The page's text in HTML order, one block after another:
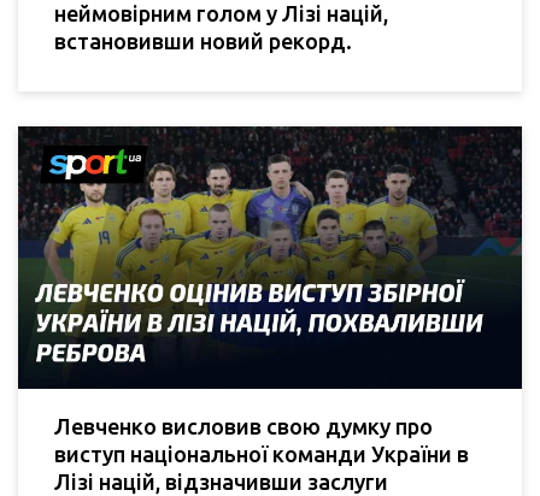
неймовірним голом у Лізі націй,
встановивши новий рекорд.
Левченко висловив свою думку про
виступ національної команди України в
Лізі націй, відзначивши заслуги